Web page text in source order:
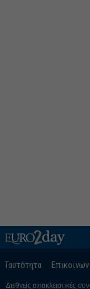
Ταυτότητα
Διεθνείς αποκλειστικές